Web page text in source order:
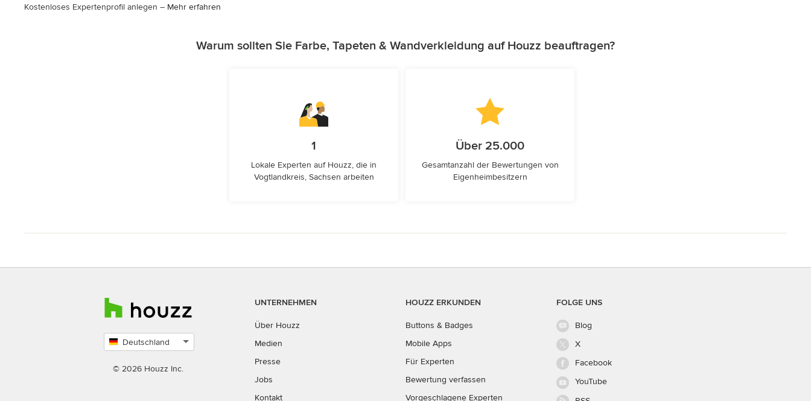
Alle anzeigen
Kostenloses Expertenprofil anlegen – Mehr erfahren
Warum sollten Sie Farbe, Tapeten & Wandverkleidung auf Houzz beauftragen?
1
Lokale Experten auf Houzz, die in
Vogtlandkreis, Sachsen arbeiten
Über 25.000
Gesamtanzahl der Bewertungen von
Eigenheimbesitzern
Deutschland
auswählen
© 2026 Houzz Inc.
UNTERNEHMEN
Über Houzz
Medien
Presse
Jobs
Kontakt
HOUZZ ERKUNDEN
Buttons & Badges
Mobile Apps
Für Experten
Bewertung verfassen
Vorgeschlagene Experten
FOLGE UNS
Blog
X
Facebook
YouTube